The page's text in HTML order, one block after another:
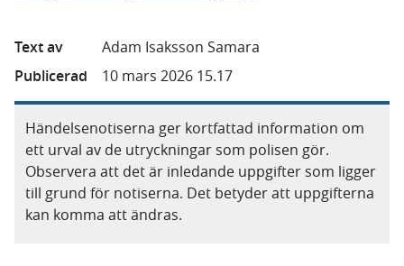
Text av
Adam Isaksson Samara
Publicerad
10 mars 2026 15.17
Händelsenotiserna ger kortfattad information om
ett urval av de utryckningar som polisen gör.
Observera att det är inledande uppgifter som ligger
till grund för notiserna. Det betyder att uppgifterna
kan komma att ändras.